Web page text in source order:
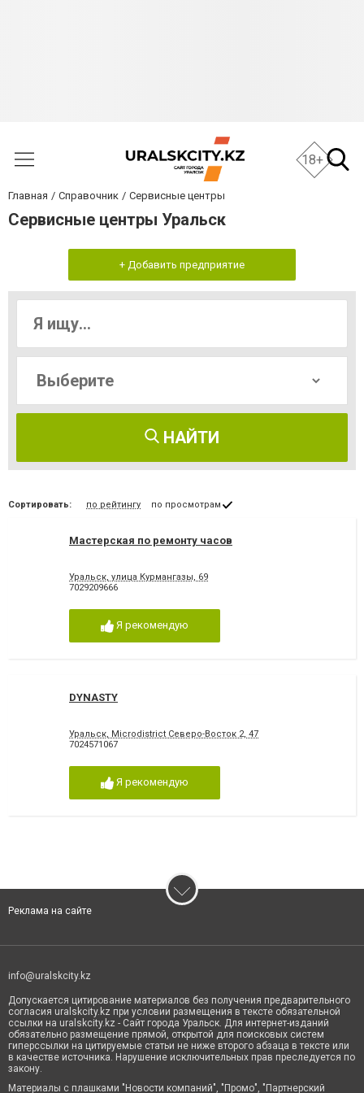
18+
Главная Справочник Сервисные центры
Сервисные центры Уральск
+ Добавить предприятие
НАЙТИ
Сортировать: по рейтингу по просмотрам
Мастерская по ремонту часов
Уральск, улица Курмангазы, 69
7029209666
Я рекомендую
DYNASTY
Уральск, Microdistrict Северо-Восток 2, 47
7024571067
Я рекомендую
Реклама на сайте
info@uralskcity.kz
Допускается цитирование материалов без получения предварительного
согласия uralskcity.kz при условии размещения в тексте обязательной
ссылки на uralskcity.kz - Сайт города Уральск. Для интернет-изданий
обязательно размещение прямой, открытой для поисковых систем
гиперссылки на цитируемые статьи не ниже второго абзаца в тексте или
в качестве источника. Нарушение исключительных прав преследуется по
закону.
Материалы с плашками "Новости компаний", "Промо", "Партнерский